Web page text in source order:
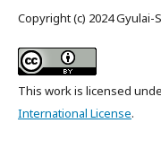
Copyright (c) 2024 Gyulai-
This work is licensed
International License.